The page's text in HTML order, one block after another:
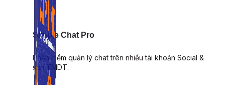
Simple Chat Pro
Phần mềm quản lý chat trên nhiều tài khoản Social &
sàn TMDT.